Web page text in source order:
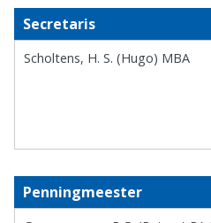
Secretaris
Scholtens, H. S. (Hugo) MBA
Penningmeester